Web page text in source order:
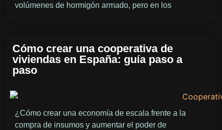
volúmenes de hormigón armado, pero en los
Cómo crear una cooperativa de
viviendas en España: guía paso a
paso
¿Cómo crear una economía de escala frente a la
compra de insumos y aumentar el poder de